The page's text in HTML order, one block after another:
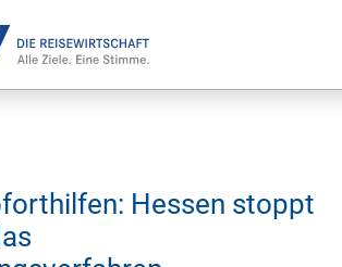
Hessen stoppt